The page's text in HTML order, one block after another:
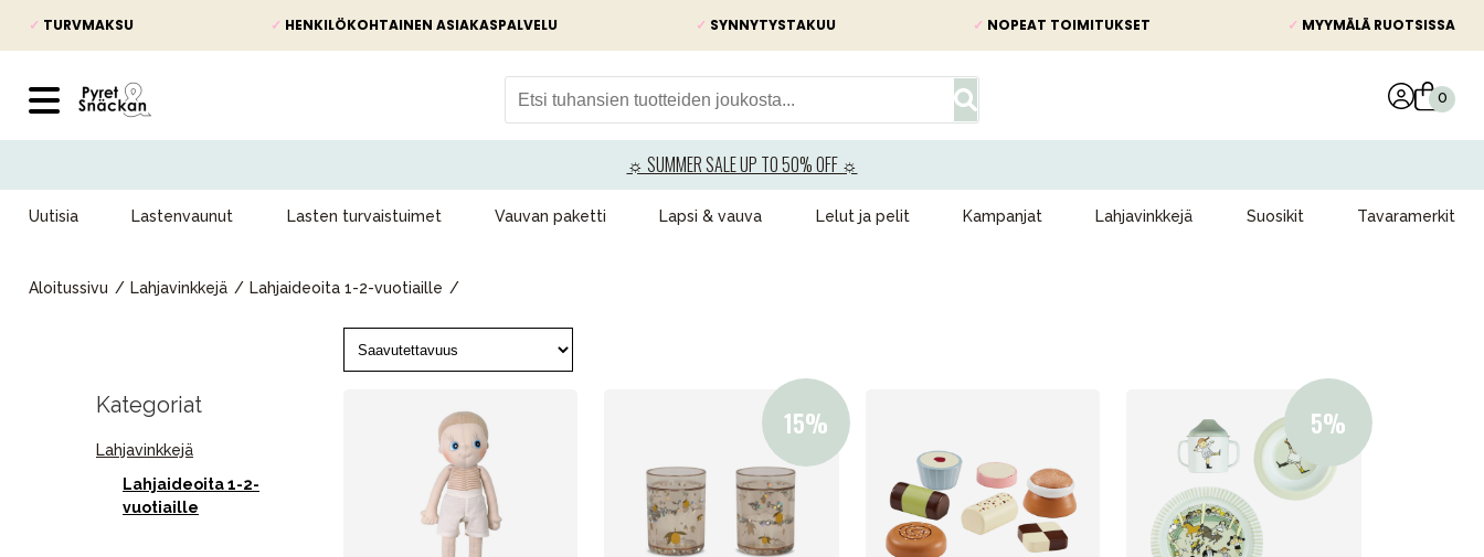
✓ TURVMAKSU ✓ HENKILÖKOHTAINEN ASIAKASPALVELU ✓ SYNNYTYSTAKUU ✓ NOPEAT TOIMITUKSET ✓ MYYMÄLÄ RUOTSISSA
☼ SUMMER SALE UP TO 50% OFF ☼
Uutisia Lastenvaunut Lasten turvaistuimet Vauvan paketti Lapsi & vauva Lelut ja pelit Kampanjat Lahjavinkkejä Suosikit Tavaramerkit
Aloitussivu Lahjavinkkejä Lahjaideoita 1-2-vuotiaille
Kategoriat
Lahjavinkkejä
Lahjaideoita 1-2-
vuotiaille